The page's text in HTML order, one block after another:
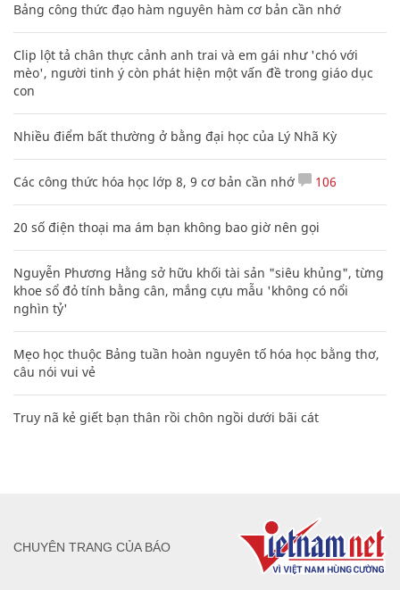
Bảng công thức đạo hàm nguyên hàm cơ bản cần nhớ
Clip lột tả chân thực cảnh anh trai và em gái như 'chó với
mèo', người tinh ý còn phát hiện một vấn đề trong giáo dục
con
Nhiều điểm bất thường ở bằng đại học của Lý Nhã Kỳ
Các công thức hóa học lớp 8, 9 cơ bản cần nhớ 106
20 số điện thoại ma ám bạn không bao giờ nên gọi
Nguyễn Phương Hằng sở hữu khối tài sản "siêu khủng", từng
khoe sổ đỏ tính bằng cân, mắng cựu mẫu 'không có nổi
nghìn tỷ'
Mẹo học thuộc Bảng tuần hoàn nguyên tố hóa học bằng thơ,
câu nói vui vẻ
Truy nã kẻ giết bạn thân rồi chôn ngồi dưới bãi cát
CHUYÊN TRANG CỦA BÁO